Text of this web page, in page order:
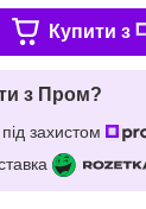
Купити з
з Пром?
захистом